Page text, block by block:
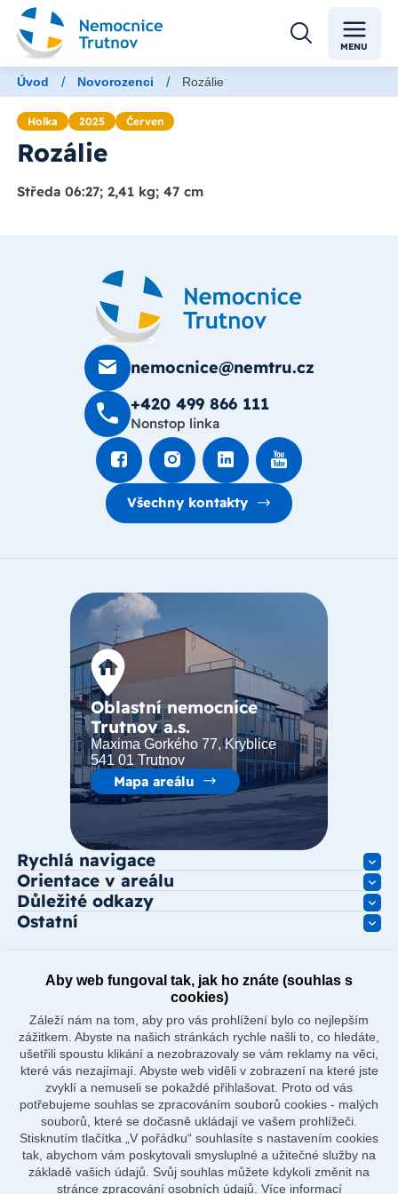
MENU
Úvod / Novorozenci / Rozálie
Holka 2025 Červen
Rozálie
Středa 06:27; 2,41 kg; 47 cm
nemocnice@nemtru.cz
+420 499 8­66 111
Nonstop linka
Všechny kontakty
Oblastní nemocnice
Trutnov a.s.
Maxima Gorkého 77, Kryblice
541 01 Trutnov
Mapa areálu
Rychlá navigace
Orientace v areálu
Důležité odkazy
Ostatní
Aby web fungoval tak, jak ho znáte (souhlas s
cookies)
Záleží nám na tom, aby pro vás prohlížení bylo co nejlepším
zážitkem. Abyste na našich stránkách rychle našli to, co hledáte,
ušetřili spoustu klikání a nezobrazovaly se vám reklamy na věci,
které vás nezajímají. Abyste web viděli v zobrazení na které jste
zvyklí a nemuseli se pokaždé přihlašovat. Proto od vás
potřebujeme souhlas se zpracováním souborů cookies - malých
souborů, které se dočasně ukládají ve vašem prohlížeči.
Stisknutím tlačítka „V pořádku“ souhlasíte s nastavením cookies
tak, abychom vám poskytovali smysluplné a užitečné služby na
základě vašich údajů. Svůj souhlas můžete kdykoli změnit na
stránce zpracování osobních údajů. Více informací